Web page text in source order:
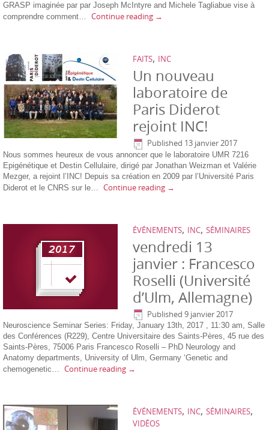
GRASP imaginée par par Joseph McIntyre and Michele Tagliabue vise à
comprendre comment… Continue reading →
FAITS, INC
Un nouveau
laboratoire de
Paris Diderot
rejoint INC!
Published 13 janvier 2017
Nous sommes heureux de vous annoncer que le laboratoire UMR 7216
Epigénétique et Destin Cellulaire, dirigé par Jonathan Weizman et Valérie
Mezger, a rejoint l’INC! Depuis sa création en 2009 par l’Université Paris
Diderot et le CNRS sur le… Continue reading →
ÉVÉNEMENTS, INC, SÉMINAIRES
vendredi 13
janvier : Francesco
Roselli (Université
d’Ulm, Allemagne)
Published 9 janvier 2017
Neuroscience Seminar Series: Friday, January 13th, 2017 , 11:30 am, Salle
des Conférences (R229), Centre Universitaire des Saints-Pères, 45 rue des
Saints-Pères, 75006 Paris Francesco Roselli – PhD Neurology and
Anatomy departments, University of Ulm, Germany ‘Genetic and
chemogenetic… Continue reading →
ÉVÉNEMENTS, INC, SÉMINAIRES,
VIDÉOS